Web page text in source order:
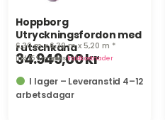
Hoppborg
Utryckningsfordon med
rutschkana
6,30 m x 6,30 m x 5,20 m *
34.949,00kr
inkl. 25 % moms
· plusfraktkostnader
I lager – Leveranstid 4–12
arbetsdagar